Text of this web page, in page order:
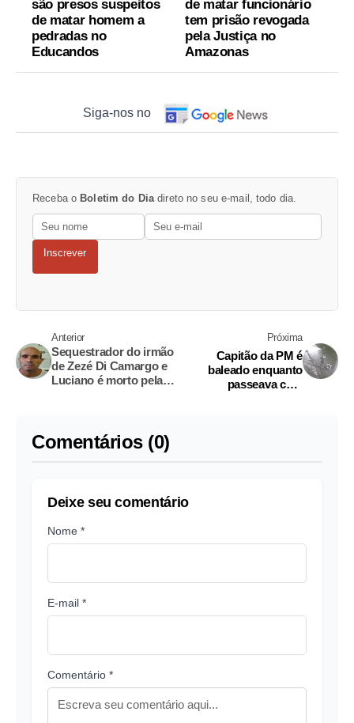
são presos suspeitos
de matar homem a
pedradas no
Educandos
de matar funcionário
tem prisão revogada
pela Justiça no
Amazonas
Siga-nos no
Receba o Boletim do Dia direto no seu e-mail, todo dia.
Inscrever
Anterior
Sequestrador do irmão
de Zezé Di Camargo e
Luciano é morto pela
Próxima
Capitão da PM é
baleado enquanto
passeava com
Comentários (0)
Deixe seu comentário
Nome *
E-mail *
Comentário *